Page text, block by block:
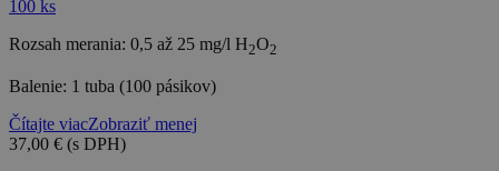
Rozsah merania: 0,5 až 25 mg/l H2O2
Balenie: 1 tuba (100 pásikov)
Čítajte viacZobraziť menej
37,00 € (s DPH)